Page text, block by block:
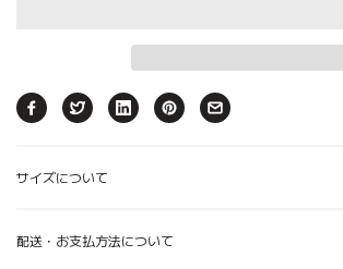
サイズについて
配送・お支払方法について